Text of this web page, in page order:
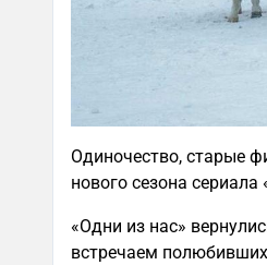
Одиночество, старые
нового сезона сериала
«Одни из нас»
встречаем